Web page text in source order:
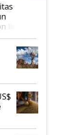
llegó
se